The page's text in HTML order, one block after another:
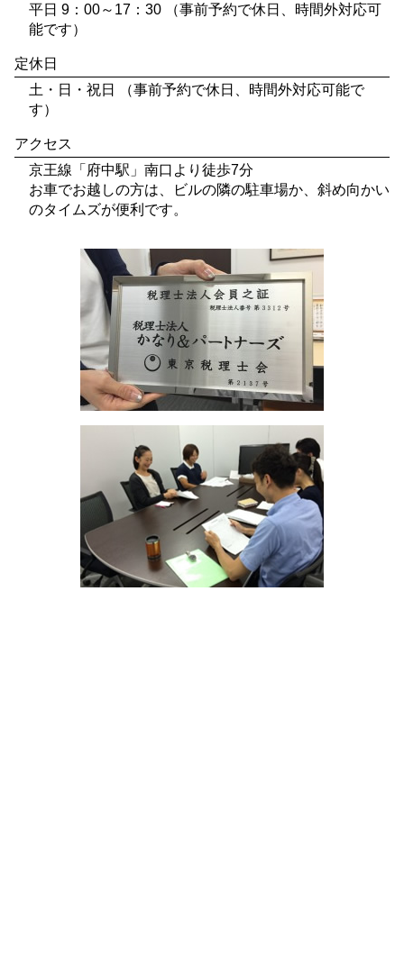
平日 9：00～17：30 （事前予約で休日、時間外対応可
能です）
定休日
土・日・祝日 （事前予約で休日、時間外対応可能で
す）
アクセス
京王線「府中駅」南口より徒歩7分
お車でお越しの方は、ビルの隣の駐車場か、斜め向かい
のタイムズが便利です。